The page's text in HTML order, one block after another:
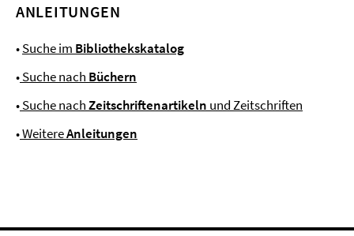
ANLEITUNGEN
•Suche im Bibliothekskatalog
•Suche nach Büchern
•Suche nachZeitschriftenartikeln und Zeitschriften
•WeitereAnleitungen